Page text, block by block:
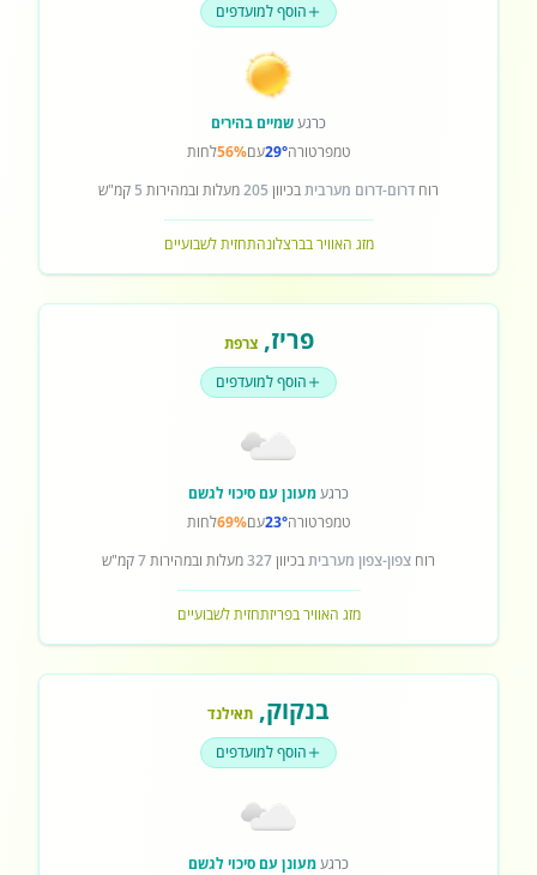
הוסף למועדפים
כרגעשמיים בהירים
טמפרטורה29°עם56%לחות
רוח דרום-דרום מערביתבכיוון 205מעלות ובמהירות 5 קמ"ש
מזג האוויר בברצלונהתחזית לשבועיים
פריז,צרפת
הוסף למועדפים
כרגעמעונן עם סיכוי לגשם
טמפרטורה23°עם69%לחות
רוח צפון-צפון מערביתבכיוון327מעלות ובמהירות7קמ"ש
מזג האוויר בפריזתחזית לשבועיים
בנקוק, תאילנד
הוסף למועדפים
כרגעמעונן עם סיכוי לגשם